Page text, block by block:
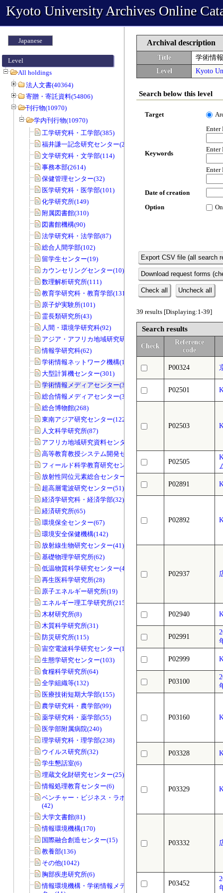
Kyoto University Archives Online
Japanese
Level
All holdings
法人文書(40364)
寄贈・寄託資料(54806)
刊行物(10970)
学内刊行物(10970)
工学研究科・工学部(385)
福井謙一記念研究センター(20)
文学研究科・文学部(114)
事務本部(2614)
保健管理センター(32)
医学研究科・医学部(101)
化学研究所(149)
附属図書館(310)
図書館機構(90)
法学研究科・法学部(87)
総合人間学部(102)
留学生センター(19)
カウンセリングセンター(10)
数理解析研究所(111)
教育学研究科・教育学部(131)
原子炉実験所(101)
霊長類研究所(43)
人間・環境学研究科(92)
アジア・アフリカ地域研究研究科(33)
情報学研究科(62)
学術情報ネットワーク機構(11)
大型計算機センター(301)
学術情報メディアセンター(39)
総合情報メディアセンター(33)
総合博物館(268)
東南アジア研究センター(122)
人文科学研究所(87)
アフリカ地域研究資料センター(79)
高等教育教授システム開発センター(32)
フィールド科学教育研究センター(169)
放射性同位元素総合センター(83)
超高層電波研究センター(51)
経済学研究科・経済学部(32)
経済研究所(65)
環境保全センター(67)
環境安全保健機構(142)
放射線生物研究センター(41)
基礎物理学研究所(62)
低温物質科学研究センター(45)
再生医科学研究所(28)
原子エネルギー研究所(19)
エネルギー理工学研究所(215)
木材研究所(8)
木質科学研究所(31)
防災研究所(115)
宙空電波科学研究センター(11)
生態学研究センター(103)
食糧科学研究所(64)
全学組織等(132)
医療技術短期大学部(155)
農学研究科・農学部(99)
薬学研究科・薬学部(55)
医学部附属病院(240)
理学研究科・理学部(238)
ウイルス研究所(32)
学生懇話室(6)
埋蔵文化財研究センター(25)
情報処理教育センター(6)
ベンチャー・ビジネス・ラボラトリー
(42)
大学文書館(81)
情報環境機構(170)
国際融合創造センター(15)
教養部(136)
その他(1042)
胸部疾患研究所(6)
情報環境機構・学術情報メディアセン
Archival description
Title
学術情
Level
Kyoto
Search below this level
Target
Keywords
Enter
Enter
Enter
Date of creation
Option
Export CSV file (all search
Download request forms
Check all Uncheck all
39 results [Displaying:1-39]
Search results
Check
Reference
code
P00324
P02501
P02503
P02505
P02891
P02892
P02937
P02940
P02991
P02999
P03100
P03160
P03328
P03329
P03332
P03452